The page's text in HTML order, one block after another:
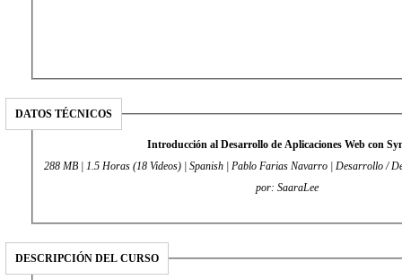
DATOS TÉCNICOS
Introducción al Desarrollo de Aplicaciones Web con
288 MB | 1.5 Horas (18 Videos) | Spanish | Pablo Farias Navarro | Desarrollo / Desarrollo web | 2013 | Enviado
por: SaaraLee
DESCRIPCIÓN DEL CURSO